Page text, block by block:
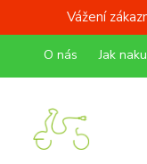
Vážení
O nás Jak